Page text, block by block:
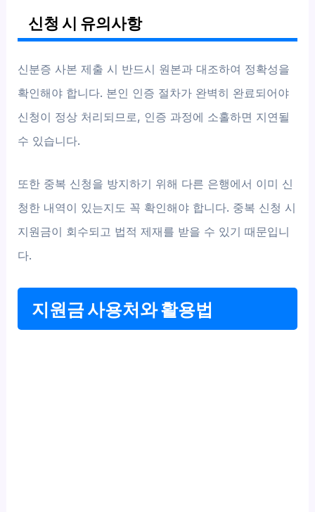
신청 시 유의사항
신분증 사본 제출 시 반드시 원본과 대조하여 정확성을
확인해야 합니다. 본인 인증 절차가 완벽히 완료되어야
신청이 정상 처리되므로, 인증 과정에 소홀하면 지연될
수 있습니다.
또한 중복 신청을 방지하기 위해 다른 은행에서 이미 신
청한 내역이 있는지도 꼭 확인해야 합니다. 중복 신청 시
지원금이 회수되고 법적 제재를 받을 수 있기 때문입니
다.
지원금 사용처와 활용법